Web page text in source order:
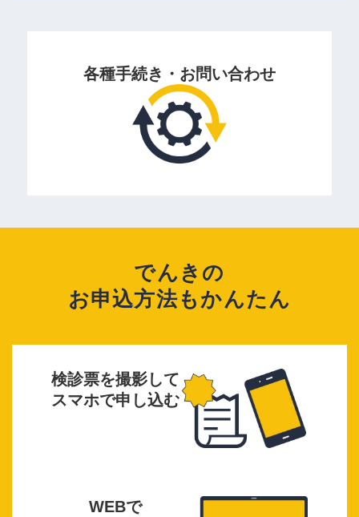
各種手続き・お問い合わせ
でんきの
お申込方法もかんたん
検診票を撮影して
スマホで申し込む
WEBで